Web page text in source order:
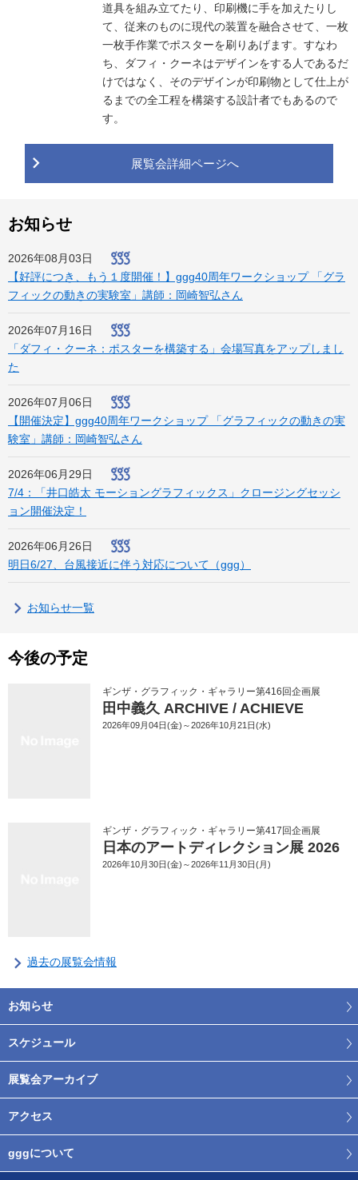
道具を組み立てたり、印刷機に手を加えたりし
て、従来のものに現代の装置を融合させて、一枚
一枚手作業でポスターを刷りあげます。すなわ
ち、ダフィ・クーネはデザインをする人であるだ
けではなく、そのデザインが印刷物として仕上が
るまでの全工程を構築する設計者でもあるので
す。
展覧会詳細ページへ
お知らせ
2026年08月03日
【好評につき、もう１度開催！】ggg40周年ワークショップ 「グラ
フィックの動きの実験室」講師：岡崎智弘さん
2026年07月16日
「ダフィ・クーネ：ポスターを構築する」会場写真をアップしまし
た
2026年07月06日
【開催決定】ggg40周年ワークショップ 「グラフィックの動きの実
験室」講師：岡崎智弘さん
2026年06月29日
7/4：「井口皓太 モーショングラフィックス」クロージングセッシ
ョン開催決定！
2026年06月26日
明日6/27、台風接近に伴う対応について（ggg）
お知らせ一覧
今後の予定
ギンザ・グラフィック・ギャラリー第416回企画展
田中義久 ARCHIVE / ACHIEVE
2026年09月04日(金)～2026年10月21日(水)
ギンザ・グラフィック・ギャラリー第417回企画展
日本のアートディレクション展 2026
2026年10月30日(金)～2026年11月30日(月)
過去の展覧会情報
お知らせ
スケジュール
展覧会アーカイブ
アクセス
gggについて